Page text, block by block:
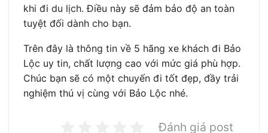
khi đi du lịch. Điều này sẽ đảm bảo độ an toàn
tuyệt đối dành cho bạn.
Trên đây là thông tin về 5 hãng xe khách đi Bảo
Lộc uy tin, chất lượng cao với mức giá phù hợp.
Chúc bạn sẽ có một chuyến đi tốt đẹp, đầy trải
nghiệm thú vị cùng với Bảo Lộc nhé.
Đánh giá post